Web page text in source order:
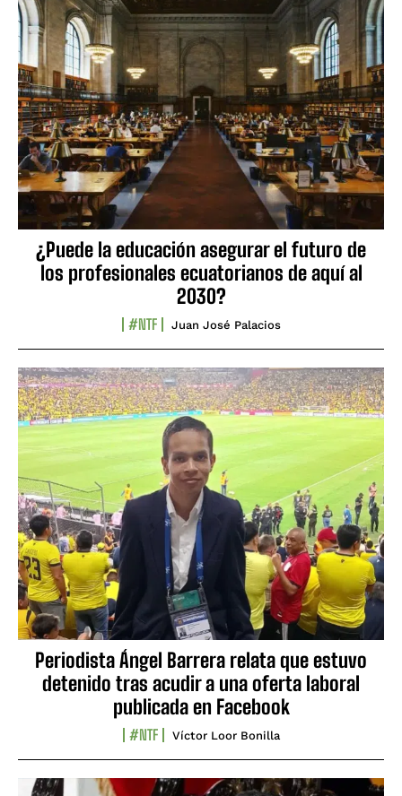
¿Puede la educación asegurar el futuro de
los profesionales ecuatorianos de aquí al
2030?
#NTF Juan José Palacios
Periodista Ángel Barrera relata que estuvo
detenido tras acudir a una oferta laboral
publicada en Facebook
#NTF Víctor Loor Bonilla